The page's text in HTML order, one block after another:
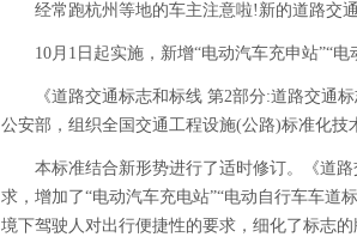
经常跑杭州等地的车主注意啦!新的道路交
10月1日起实施，新增“电动汽车充申站”“
《道路交通标志和标线 第2部分:道路交通
公安部，组织全国交通工程设施(公路)标准化技
本标准结合新形势进行了适时修订。《道
求，增加了“电动汽车充电站”“电动自行车车道
境下驾驶人对出行便捷性的要求，细化了标志